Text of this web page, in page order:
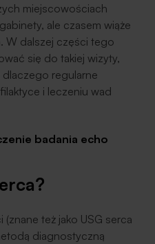
miejscowościach
ale czasem wiąże
W dalszej części tego
się do takiej wizyty,
regularne
i leczeniu wad
badania echo
też jako USG serca
diagnostyczną